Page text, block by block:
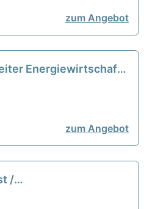
zum Angebot
Energiewirtschaft /
Remote / Homeoffice
zum Angebot
/
(m/w/d) - ab